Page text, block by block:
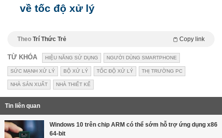
về tốc độ xử lý
Theo Trí Thức Trẻ Copy link
TỪ KHÓA HIỆU NĂNG SỬ DỤNG NGƯỜI DÙNG SMARTPHONE
SỨC MẠNH XỬ LÝ BỘ XỬ LÝ TỐC ĐỘ XỬ LÝ THỊ TRƯỜNG PC
NHÀ SẢN XUẤT NHÀ THIẾT KẾ
Tin liên quan
Windows 10 trên chip ARM có thể sớm hỗ trợ ứng dụng x86
64-bit